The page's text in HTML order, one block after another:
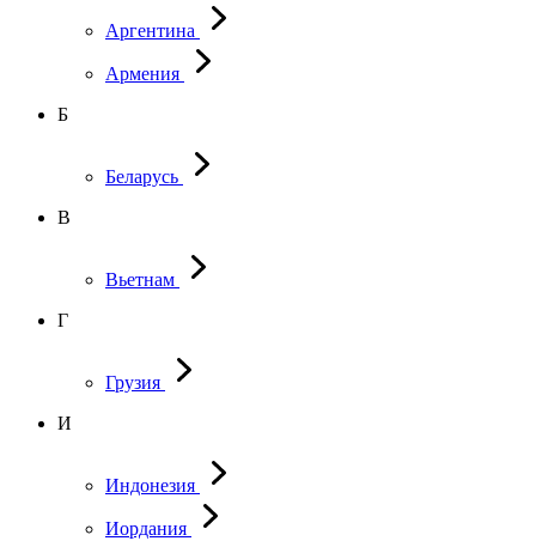
Аргентина
Армения
Б
Беларусь
В
Вьетнам
Г
Грузия
И
Индонезия
Иордания